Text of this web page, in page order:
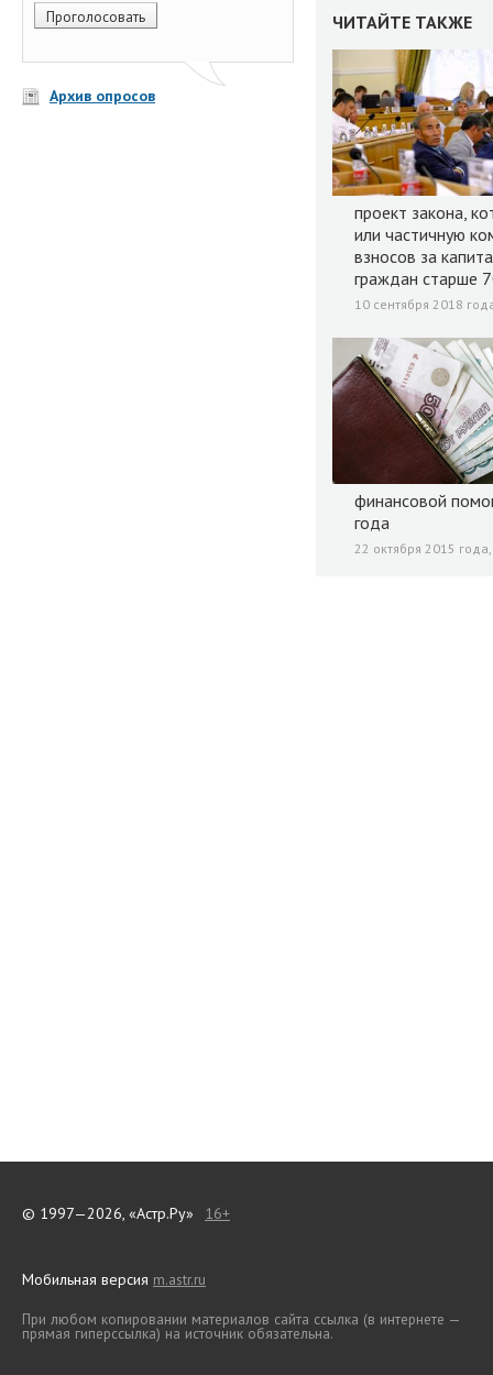
Архив опросов
ЧИТАЙТЕ ТАКЖЕ
проект закона,
или частичную
взносов за
граждан старше
10 сентября 2018
финансовой
года
22 октября 2015
© 1997—2026, «Астр.Ру» 16+
Мобильная версия m.astr.ru
При любом копировании материалов сайта ссылка (в интернете —
прямая гиперссылка) на источник обязательна.